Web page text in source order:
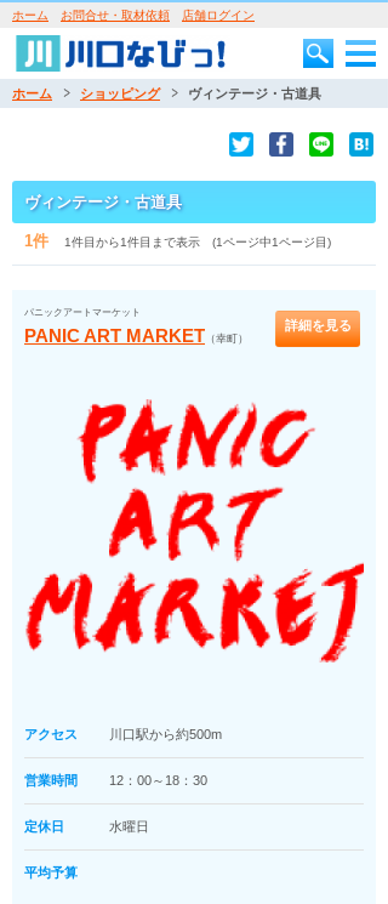
ホーム お問合せ・取材依頼 店舗ログイン
ホーム ショッピング ヴィンテージ・古道具
ヴィンテージ・古道具
1件 1件目から1件目まで表示 (1ページ中1ページ目)
パニックアートマーケット
PANIC ART MARKET （幸町）
詳細を見る
アクセス 川口駅から約500m
営業時間 12：00～18：30
定休日 水曜日
平均予算